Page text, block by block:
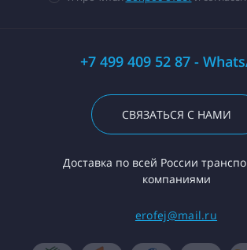
+7 499 409 52 87 -
СВЯЗАТЬСЯ С НАМИ
Доставка по всей России
компаниями
erofej@mail.ru